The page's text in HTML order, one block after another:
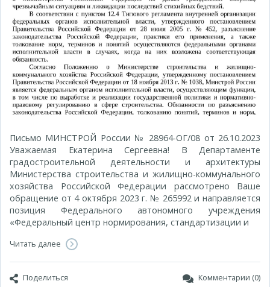
Письмо МИНСТРОЙ России № 28964-ОГ/08 от 26.10.2023
Уважаемая Екатерина Сергеевна! В Департаменте
градостроительной деятельности и архитектуры
Министерства строительства и жилищно-коммунального
хозяйства Российской Федерации рассмотрено Ваше
обращение от 4 октября 2023 г. № 265992 и направляется
позиция Федерального автономного учреждения
«Федеральный центр нормирования, стандартизации и
Читать далее
Поделиться Комментарии (0)